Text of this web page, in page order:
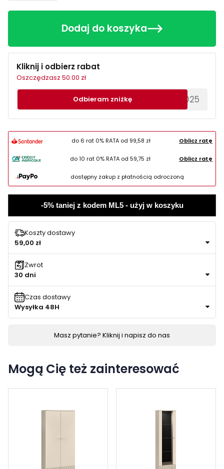
Dodaj do koszyka
Kliknij i odbierz rabat
Oszczędzasz 50.00 zł
********EWS2025
Odbieram zniżkę
do 6 rat 0% RATA od 99,58 zł Oblicz ratę
do 10 rat 0% RATA od 59,75 zł Oblicz ratę
dostępny zakup z płatnością odroczoną
-5% taniej z kodem ML5 - użyj w koszyku
Koszty dostawy
59,00 zł
Zwrot
30 dni
Czas dostawy
Wysyłka 48H
Masz pytanie? Kliknij i napisz do nas
Mogą Cię też zainteresować